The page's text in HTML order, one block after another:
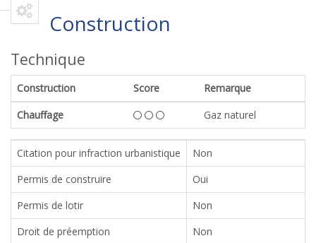
Construction
Technique
Construction Score
Remarque
Chauffage
Gaz naturel
Citation pour infraction urbanistique
Non
Permis de construire
Oui
Permis de lotir
Non
Droit de préemption
Non